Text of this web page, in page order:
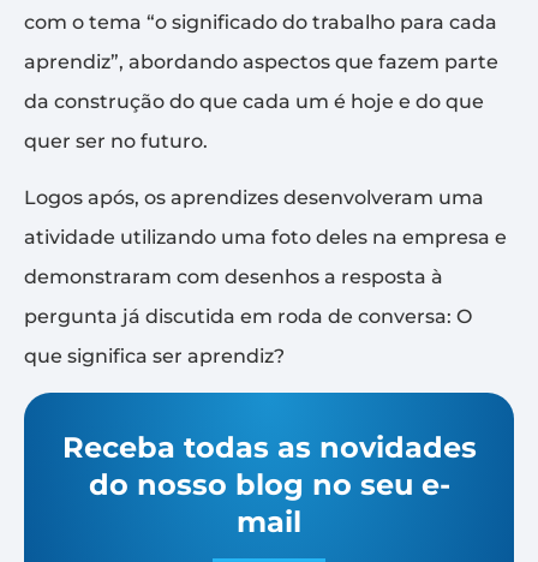
com o tema “o significado do trabalho para cada
aprendiz”, abordando aspectos que fazem parte
da construção do que cada um é hoje e do que
quer ser no futuro.
Logos após, os aprendizes desenvolveram uma
atividade utilizando uma foto deles na empresa e
demonstraram com desenhos a resposta à
pergunta já discutida em roda de conversa: O
que significa ser aprendiz?
Receba todas as novidades
do nosso blog no seu e-
mail